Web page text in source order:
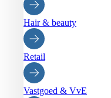
Hair & beauty
Retail
Vastgoed & VvE